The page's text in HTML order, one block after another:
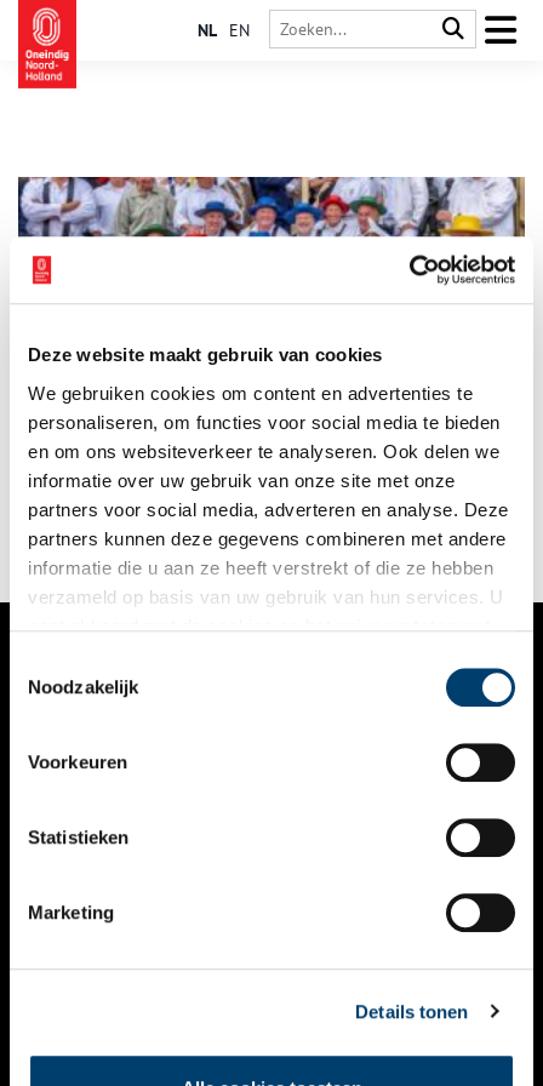
Deze website maakt gebruik van cookies
We gebruiken cookies om content en advertenties te
personaliseren, om functies voor social media te bieden
en om ons websiteverkeer te analyseren. Ook delen we
informatie over uw gebruik van onze site met onze
partners voor social media, adverteren en analyse. Deze
partners kunnen deze gegevens combineren met andere
informatie die u aan ze heeft verstrekt of die ze hebben
verzameld op basis van uw gebruik van hun services. U
Noodzakelijk
Voorkeuren
Statistieken
Marketing
Details tonen
NL EN
Sinds 1593 vindt op het Alkmaarse Waagplein een kaasmarkt
plaats, waarbij eeuwenlange tradities in ere worden gehouden.
Kaasdrager Marco Koopman vertelt.
VERHALEN
KALENDER
THEMA’S
VIDEO’S
CONTACT